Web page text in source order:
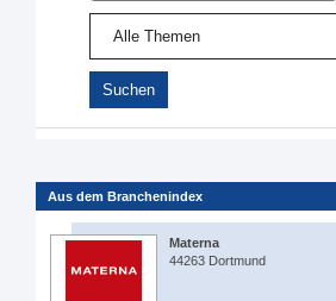
Aus dem Branchenindex
Materna
44263 Dortmund